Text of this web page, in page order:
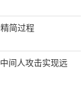
简过程
间人攻击实现远